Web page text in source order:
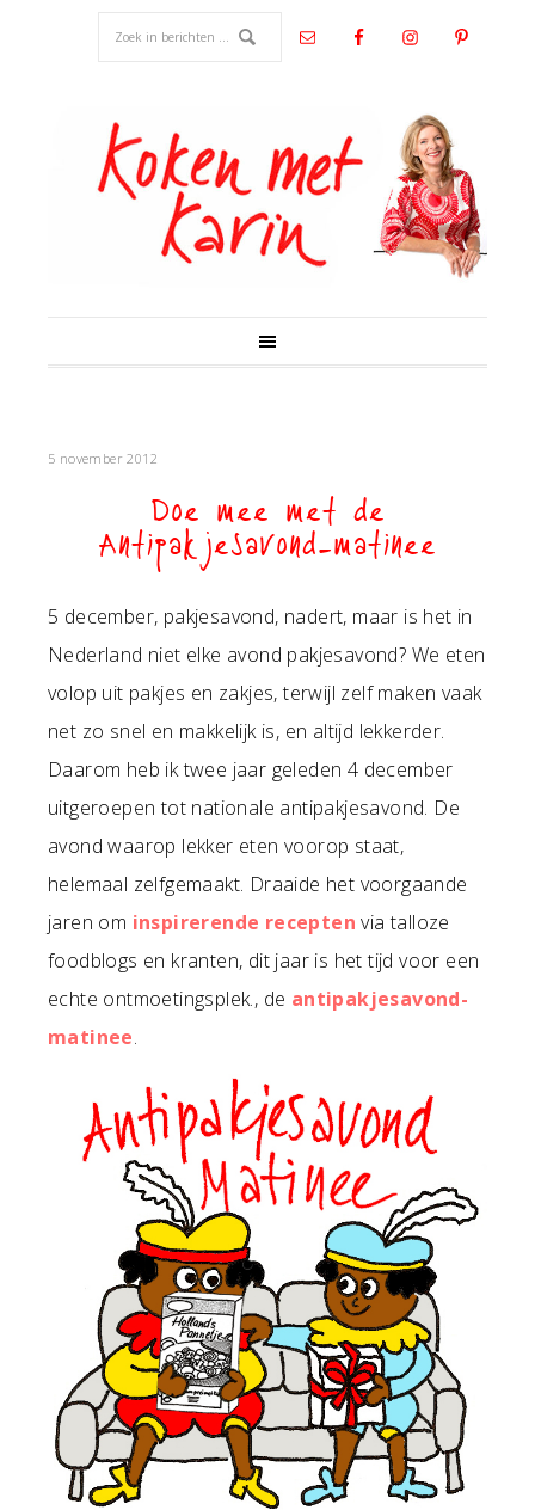
5 november 2012
Doe mee met de
Antipakjesavond-matinee
5 december, pakjesavond, nadert, maar is het in
Nederland niet elke avond pakjesavond? We eten
volop uit pakjes en zakjes, terwijl zelf maken vaak
net zo snel en makkelijk is, en altijd lekkerder.
Daarom heb ik twee jaar geleden 4 december
uitgeroepen tot nationale antipakjesavond. De
avond waarop lekker eten voorop staat,
helemaal zelfgemaakt. Draaide het voorgaande
jaren om inspirerende recepten via talloze
foodblogs en kranten, dit jaar is het tijd voor een
echte ontmoetingsplek., de antipakjesavond-
matinee.